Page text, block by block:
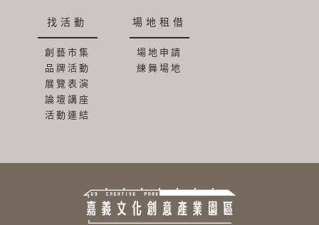
找活動
創藝市集
品牌活動
展覽表演
論壇講座
活動連結
場地租借
場地申請
練舞場地